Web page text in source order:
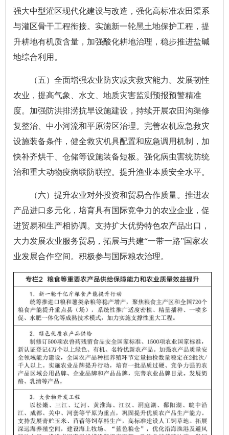
强大中型灌区现代化建设与改造，强化高标准农田渠系
与灌区骨干工程衔接。实施新一轮黑土地保护工程，提
升耕地有机质含量，加强酸化耕地治理，稳步推进盐碱
地综合利用。
（五）全面增强农业防灾减灾救灾能力。发展韧性
农业，提高气象、水文、地质灾害监测预报预警精准
度。加强防洪排涝抗旱设施建设，持续开展农田沟渠修
复整治、中小河流和平原涝区治理。完善农机应急救灾
设施装备条件，健全救灾机具配置和应急调用机制，加
快补齐烘干、仓储等设施装备短板。强化病虫害统防统
治和重大动物疫病联防联控。提升渔业本质安全水平。
（六）提升农业对外投资和贸易合作质量。推进农
产品进口多元化，培育具有国际竞争力的农业企业，促
进贸易和生产相协调。支持扩大优势特色农产品出口，
大力发展农业服务贸易，拓展与共建“一带一路”国家农
业发展合作空间。积极参与国际粮农治理。